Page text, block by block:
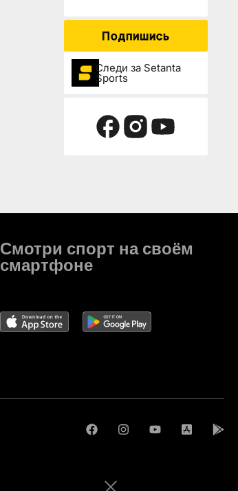
Подпишись
Следи за Setanta
Sports
Смотри спорт на своём
смартфоне